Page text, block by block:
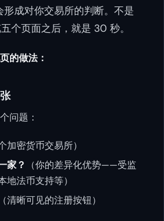
成对你交易所的判断。不是
个页面之后，就是 30 秒。
的做法：
问题：
加密货币交易所）
家？
（你的差异化优势——受监
地法币支持等）
（清晰可见的注册按钮）